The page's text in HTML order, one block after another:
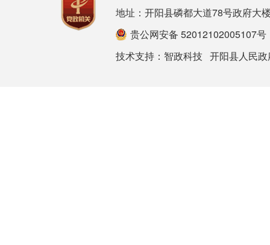
地址：开阳县磷都大道78号政府
贵公网安备 52012102005107号
技术支持： 智政科技 开阳县人民